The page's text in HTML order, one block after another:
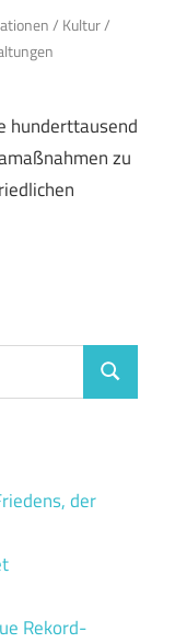
/ Kultur/
hunderttausend
zu
Suchen
der
Rekord-